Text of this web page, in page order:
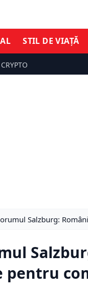
STIL DE VIAȚĂ
Salzburg:
pentru